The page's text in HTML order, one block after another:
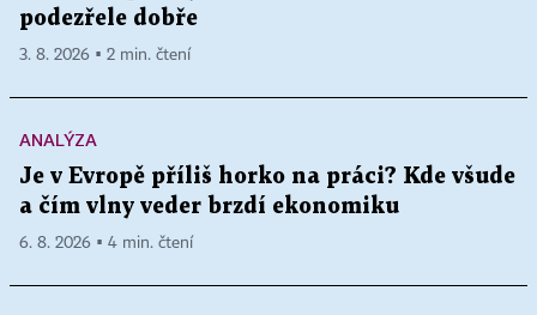
podezřele dobře
3. 8. 2026 ▪ 2 min. čtení
ANALÝZA
Je v Evropě příliš horko na práci? Kde všude
a čím vlny veder brzdí ekonomiku
6. 8. 2026 ▪ 4 min. čtení